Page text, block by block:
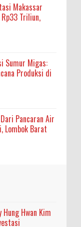
Makassar
Triliun,
Sumur Migas:
Produksi di
Pancaran Air
Lombok Barat
Hwan Kim